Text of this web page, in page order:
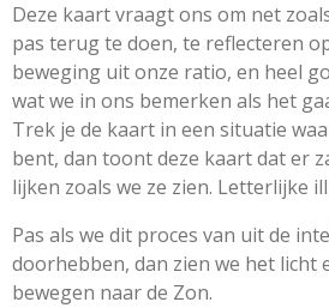
Deze kaart vraagt ons om net
pas terug te doen, te reflecteren
beweging uit onze ratio, en heel
wat we in ons bemerken als het
Trek je de kaart in een situatie
bent, dan toont deze kaart dat er
lijken zoals we ze zien. Letterlijke
Pas als we dit proces van uit de
doorhebben, dan zien we het licht
bewegen naar de Zon.